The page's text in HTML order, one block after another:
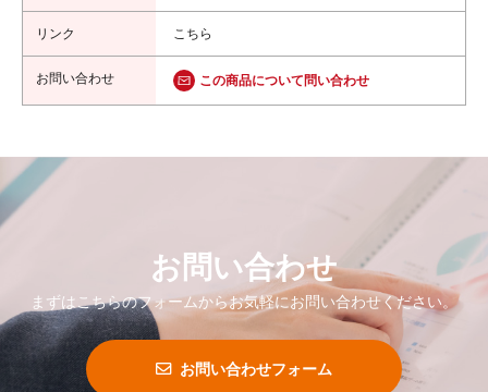
こちら
この商品について問い合わせ
お問い合わせ
まずはこちらのフォームからお気軽にお問い合わせください。
お問い合わせフォーム